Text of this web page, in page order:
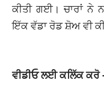
ਕੀਤੀ ਗਈ। ਚਾਰਾਂ ਨੇ
ਇੱਕ ਵੱਡਾ ਰੋਡ ਸ਼ੋਅ ਵੀ
ਵੀਡੀਓ ਲਈ ਕਲਿੱਕ ਕਰੋ